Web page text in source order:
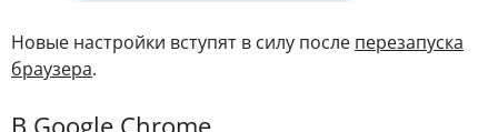
Новые настройки вступят в силу после перезапуска
браузера.